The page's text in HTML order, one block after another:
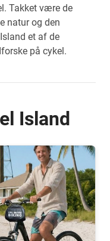
Takket være de
natur og den
et af de
på cykel.
Island